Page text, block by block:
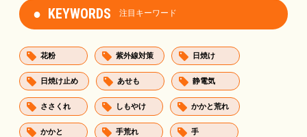
KEYWORDS 注目キーワード
花粉 紫外線対策 日焼け
日焼け止め あせも 静電気
ささくれ しもやけ かかと荒れ
かかと 手荒れ 手